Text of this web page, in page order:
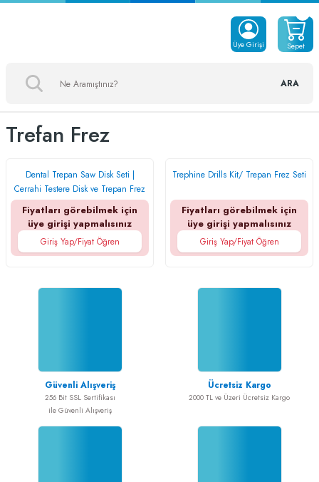
ARA
Üye Girişi Sepet
Trefan Frez
Dental Trepan Saw Disk Seti |
Cerrahi Testere Disk ve Trepan Frez
Seti
Fiyatları görebilmek için
üye girişi yapmalısınız
Giriş Yap/Fiyat Öğren
Trephine Drills Kit/ Trepan Frez Seti
Fiyatları görebilmek için
üye girişi yapmalısınız
Giriş Yap/Fiyat Öğren
Güvenli Alışveriş
256 Bit SSL Sertifikası
ile Güvenli Alışveriş
Ücretsiz Kargo
2000 TL ve Üzeri Ücretsiz Kargo